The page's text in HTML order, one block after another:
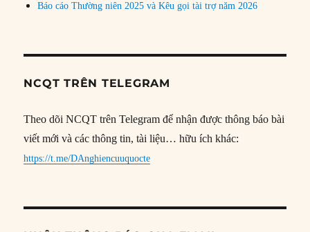
Báo cáo Thường niên 2025 và Kêu gọi tài trợ năm 2026
NCQT TRÊN TELEGRAM
Theo dõi NCQT trên Telegram để nhận được thông báo bài
viết mới và các thông tin, tài liệu… hữu ích khác:
https://t.me/DAnghiencuuquocte